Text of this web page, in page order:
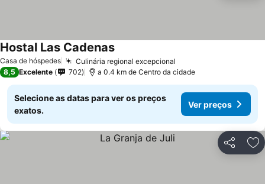
Casa de hóspedes Culinária regional excepcional
Hostal Las Cadenas
8,5 Excelente 702 a 0.4 km de Centro da cidade
Selecione as datas para ver os preços
exatos.
Ver preços
Partilhar